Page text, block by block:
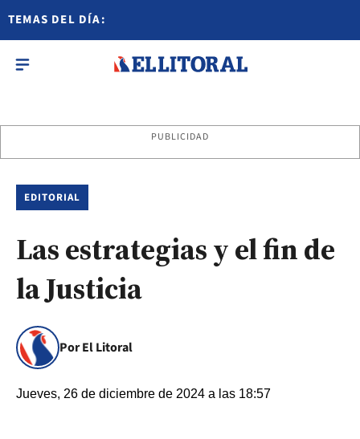
TEMAS DEL DÍA:
PUBLICIDAD
EDITORIAL
Las estrategias y el fin de
la Justicia
Por El Litoral
Jueves, 26 de diciembre de 2024 a las 18:57